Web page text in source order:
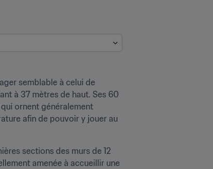
semblable à celui de
à 37 mètres de haut. Ses 60
ornent généralement
afin de pouvoir y jouer au
sections des murs de 12
amenée à accueillir une